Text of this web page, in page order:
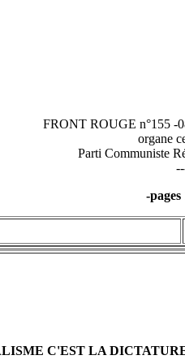
FRONT ROUGE n°155 -
organe
Parti Communiste
-pages
C'EST LA